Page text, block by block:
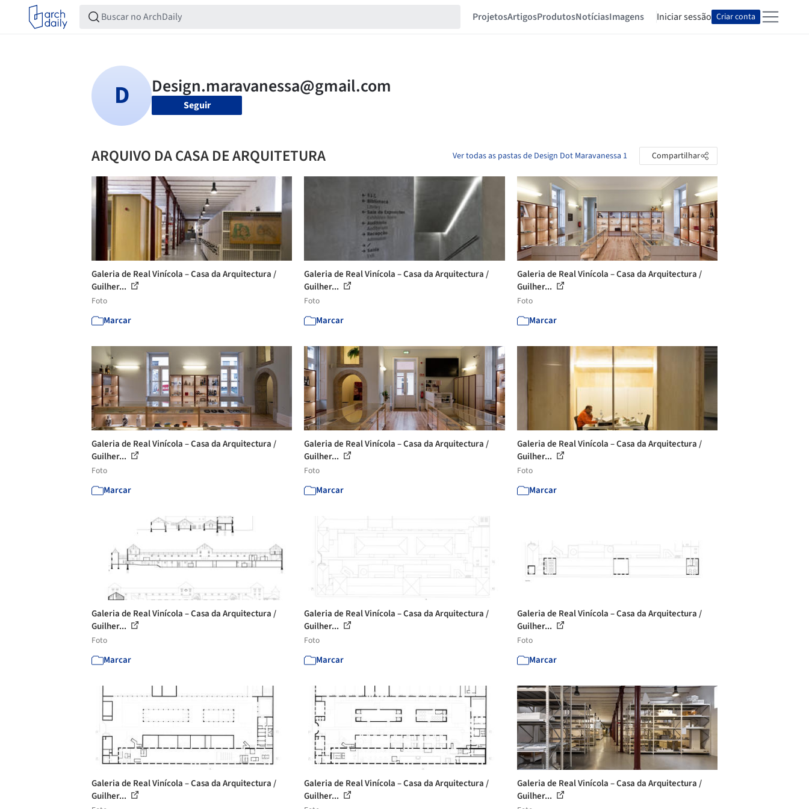
ProjetosArtigosProdutosNotíciasImagens Iniciar sessão Criar conta
Seguir
ARQUIVO DA CASA DE ARQUITETURA Ver todas as pastas de Design Dot Maravanessa 1 Compartilhar
Galeria de Real Vinícola – Casa da Arquitectura /
Guilher...
Foto
Marcar
Galeria de Real Vinícola – Casa da Arquitectura /
Guilher...
Foto
Marcar
Galeria de Real Vinícola – Casa da Arquitectura /
Guilher...
Foto
Marcar
Galeria de Real Vinícola – Casa da Arquitectura /
Guilher...
Foto
Marcar
Galeria de Real Vinícola – Casa da Arquitectura /
Guilher...
Foto
Marcar
Galeria de Real Vinícola – Casa da Arquitectura /
Guilher...
Foto
Marcar
Galeria de Real Vinícola – Casa da Arquitectura /
Guilher...
Foto
Marcar
Galeria de Real Vinícola – Casa da Arquitectura /
Guilher...
Foto
Marcar
Galeria de Real Vinícola – Casa da Arquitectura /
Guilher...
Foto
Marcar
Galeria de Real Vinícola – Casa da Arquitectura /
Guilher...
Galeria de Real Vinícola – Casa da Arquitectura /
Guilher...
Galeria de Real Vinícola – Casa da Arquitectura /
Guilher...